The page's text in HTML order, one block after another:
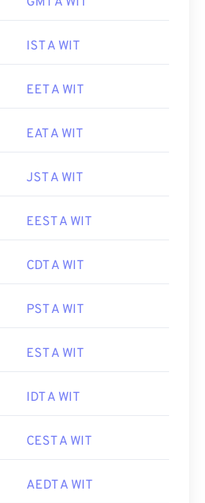
IST A WIT
EET A WIT
EAT A WIT
JST A WIT
EEST A WIT
CDT A WIT
PST A WIT
EST A WIT
IDT A WIT
CEST A WIT
AEDT A WIT